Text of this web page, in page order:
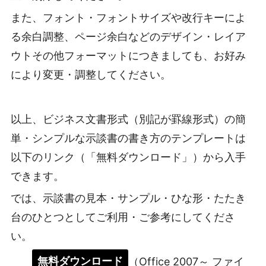
また、フォント・フォントサイズや改行キーによ
る余白調整、ページ余白などのデザイン・レイア
ウトその他フォーマットにつきましても、お好み
により変更・調整してください。
以上、ビジネス文書形式（別記が罫線形式）の簡
単・シンプルな示談書の書き方のテンプレートは
以下のリンク（「無料ダウンロード」）から入手
できます。
では、示談書の見本・サンプル・ひな形・たたき
台のひとつとしてご利用・ご参考にしてくださ
い。
無料ダウンロード
（Office 2007～ ファイ